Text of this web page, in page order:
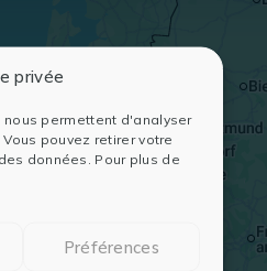
privée
nous permettent d'analyser
pouvez retirer votre
données. Pour plus de
Préférences